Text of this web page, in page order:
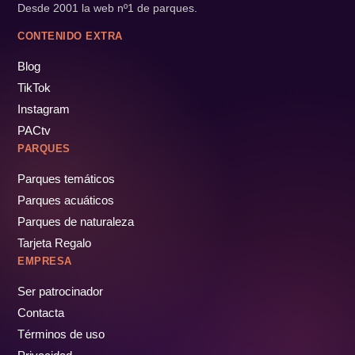
Desde 2001 la web nº1 de parques.
CONTENIDO EXTRA
Blog
TikTok
Instagram
PACtv
PARQUES
Parques temáticos
Parques acuáticos
Parques de naturaleza
Tarjeta Regalo
EMPRESA
Ser patrocinador
Contacta
Términos de uso